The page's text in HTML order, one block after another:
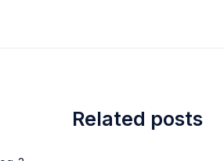
Related posts